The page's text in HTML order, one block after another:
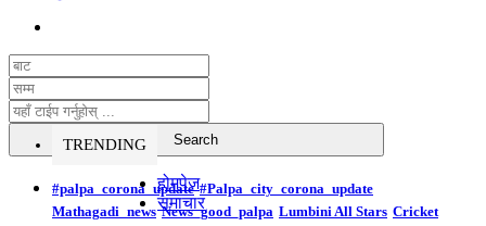
TRENDING
#palpa_corona_update #Palpa_city_corona_update
Mathagadi_news News_good_palpa Lumbini All Stars Cricket
होमपेज
समाचार